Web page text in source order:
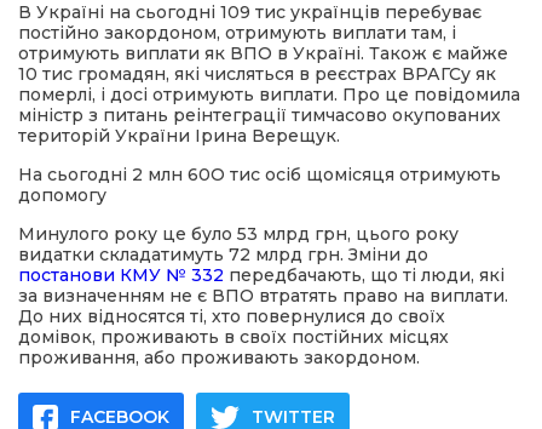
місія
В Україні на сьогодні 109 тис українців перебуває
постійно закордоном, отримують виплати там, і
отримують виплати як ВПО в Україні. Також є майже
10 тис громадян, які числяться в реєстрах ВРАГСу як
померлі, і досі отримують виплати. Про це повідомила
міністр з питань реінтеграції тимчасово окупованих
територій України Ірина Верещук.
На сьогодні 2 млн 60О тис осіб щомісяця отримують
допомогу
Минулого року це було 53 млрд грн, цього року
видатки складатимуть 72 млрд грн. Зміни до
постанови КМУ № 332 передбачають, що ті люди, які
за визначенням не є ВПО втратять право на виплати.
До них відносятся ті, хто повернулися до своїх
домівок, проживають в своїх постійних місцях
проживання, або проживають закордоном.
FACEBOOK TWITTER